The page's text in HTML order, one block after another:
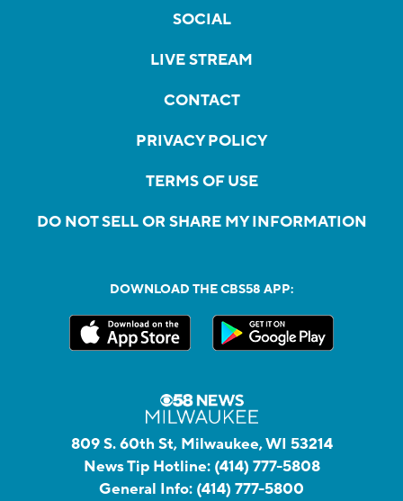
SOCIAL
LIVE STREAM
CONTACT
PRIVACY POLICY
TERMS OF USE
DO NOT SELL OR SHARE MY INFORMATION
DOWNLOAD THE CBS58 APP:
809 S. 60th St, Milwaukee, WI 53214
News Tip Hotline: (414) 777-5808
General Info: (414) 777-5800